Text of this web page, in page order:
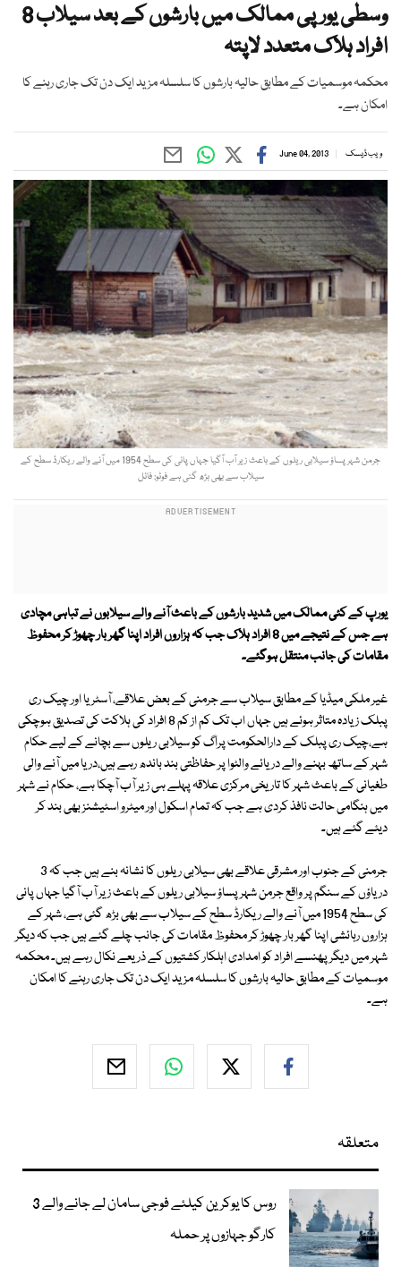
وسطی یورپی ممالک میں بارشوں کے بعد سیلاب 8
افراد ہلاک متعدد لاپتہ
محکمہ موسمیات کے مطابق حالیہ بارشوں کا سلسلہ مزید ایک دن تک جاری رہنے کا
امکان ہے۔
ویب ڈیسک June 04, 2013
جرمن شہر پساؤ سیلابی ریلوں کے باعث زیر آب آگیا جہاں پانی کی سطح 1954 میں آنے والے ریکارڈ سطح کے
سیلاب سے بھی بڑھ گئی ہے فوٹو: فائل
یورپ کے کئی ممالک میں شدید بارشوں کے باعث آنے والے سیلابوں نے تباہی مچادی
ہے جس کے نتیجے میں 8 افراد ہلاک جب کہ ہزاروں افراد اپنا گھر بار چھوڑ کر محفوظ
مقامات کی جانب منتقل ہوگئے۔
غیر ملکی میڈیا کے مطابق سیلاب سے جرمنی کے بعض علاقے، آسٹریا اور چیک ری
پبلک زیادہ متاثر ہوئے ہیں جہاں اب تک کم از کم 8 افراد کی ہلاکت کی تصدیق ہوچکی
ہے،چیک ری پبلک کے دارالحکومت پراگ کو سیلابی ریلوں سے بچانے کے لیے حکام
شہر کے ساتھ بہنے والے دریائے والٹوا پر حفاظتی بند باندھ رہے ہیں،دریا میں آنے والی
طغیانی کے باعث شہر کا تاریخی مرکزی علاقہ پہلے ہی زیر آب آچکا ہے، حکام نے شہر
میں ہنگامی حالت نافذ کردی ہے جب کہ تمام اسکول اور میٹرو اسٹیشنز بھی بند کر
دیئے گئے ہیں۔
جرمنی کے جنوب اور مشرقی علاقے بھی سیلابی ریلوں کا نشانہ بنے ہیں جب کہ 3
دریاؤں کے سنگم پر واقع جرمن شہر پساؤ سیلابی ریلوں کے باعث زیر آب آگیا جہاں پانی
کی سطح 1954 میں آنے والے ریکارڈ سطح کے سیلاب سے بھی بڑھ گئی ہے، شہر کے
ہزاروں رہائشی اپنا گھر بار چھوڑ کر محفوظ مقامات کی جانب چلے گئے ہیں جب کہ دیگر
شہر میں دیگر پھنسے افراد کو امدادی اہلکار کشتیوں کے ذریعے نکال رہے ہیں۔ محکمہ
موسمیات کے مطابق حالیہ بارشوں کا سلسلہ مزید ایک دن تک جاری رہنے کا امکان
ہے۔
متعلقہ
روس کا یوکرین کیلئے فوجی سامان لے جانے والے 3
کارگو جہازوں پر حملہ